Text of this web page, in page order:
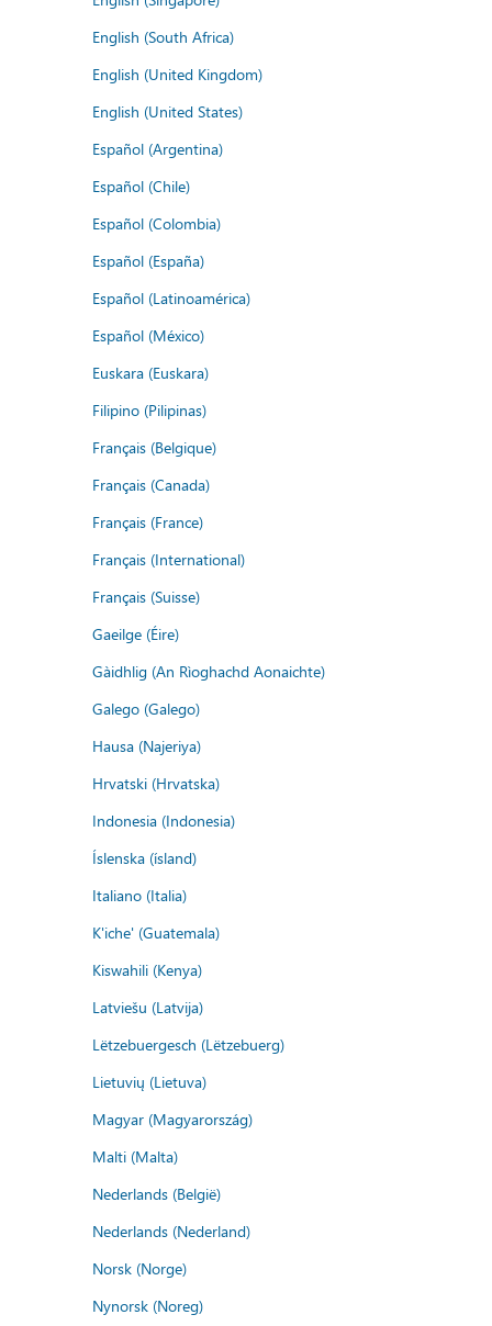
English (South Africa)
English (United Kingdom)
English (United States)
Español (Argentina)
Español (Chile)
Español (Colombia)
Español (España)
Español (Latinoamérica)
Español (México)
Euskara (Euskara)
Filipino (Pilipinas)
Français (Belgique)
Français (Canada)
Français (France)
Français (International)
Français (Suisse)
Gaeilge (Éire)
Gàidhlig (An Rìoghachd Aonaichte)
Galego (Galego)
Hausa (Najeriya)
Hrvatski (Hrvatska)
Indonesia (Indonesia)
Íslenska (ísland)
Italiano (Italia)
K'iche' (Guatemala)
Kiswahili (Kenya)
Latviešu (Latvija)
Lëtzebuergesch (Lëtzebuerg)
Lietuvių (Lietuva)
Magyar (Magyarország)
Malti (Malta)
Nederlands (België)
Nederlands (Nederland)
Norsk (Norge)
Nynorsk (Noreg)